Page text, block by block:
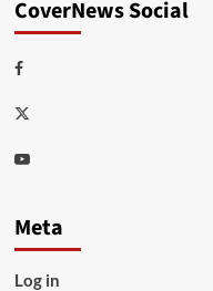
CoverNews Social
Facebook
Twitter
Youtube
Meta
Log in